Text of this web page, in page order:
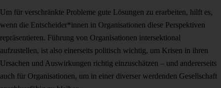
Um für verschränkte Probleme gute Lösungen zu erarbeiten, hilft es,
wenn die Entscheider*innen in Organisationen diese Perspektiven
repräsentieren. Führung von Organisationen intersektional
aufzustellen, ist also einerseits politisch wichtig, um Krisen in ihren
Ursachen und Auswirkungen richtig einzuschätzen – und andererseits
auch für Organisationen, um in einer diverser werdenden Gesellschaft